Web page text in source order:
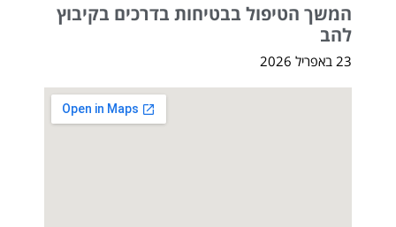
המשך הטיפול בבטיחות בדרכים בקיבוץ
להב
23 באפריל 2026